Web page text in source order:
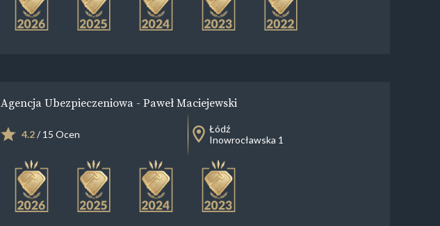
Agencja Ubezpieczeniowa - Paweł Maciejewski
4.2/ 15 Ocen
Łódź
Inowrocławska 1